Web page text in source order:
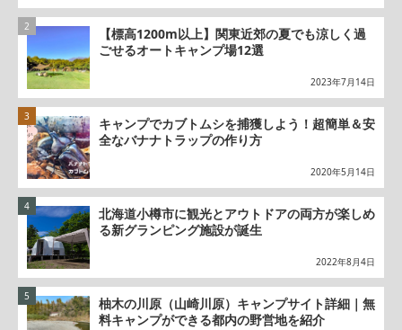
【標高1200m以上】関東近郊の夏でも涼しく過
ごせるオートキャンプ場12選
2023年7月14日
キャンプでカブトムシを捕獲しよう！超簡単＆安
全なバナナトラップの作り方
2020年5月14日
北海道小樽市に観光とアウトドアの両方が楽しめ
る新グランピング施設が誕生
2022年8月4日
柚木の川原（山崎川原）キャンプサイト詳細｜無
料キャンプができる都内の野営地を紹介